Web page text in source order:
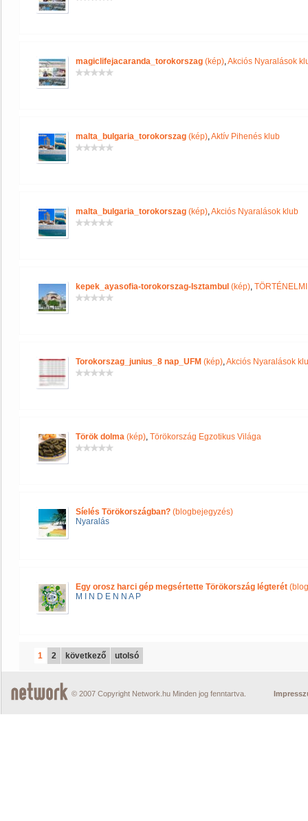
magiclifejacaranda_torokorszag (kép),Akciós Nyaralások
malta_bulgaria_torokorszag (kép),Aktív Pihenés klub
malta_bulgaria_torokorszag (kép),Akciós Nyaralások klub
kepek_ayasofia-torokorszag-Isztambul (kép),
Torokorszag_junius_8 nap_UFM (kép),Akciós Nyaralások
Török dolma (kép), Törökország Egzotikus Világa
Síelés Törökországban? (blogbejegyzés)
Nyaralás
Egy orosz harci gép megsértette Törökország légterét
M I N D E N N A P
1 2 következő utolsó
© 2007 Copyright Network.hu Minden jog fenntartva.